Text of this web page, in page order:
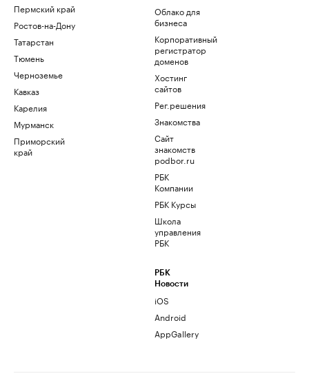
Пермский край
Ростов-на-Дону
Татарстан
Тюмень
Черноземье
Кавказ
Карелия
Мурманск
Приморский
край
Облако для
бизнеса
Корпоративный
регистратор
доменов
Хостинг
сайтов
Рег.решения
Знакомства
Сайт
знакомств
podbor.ru
РБК
Компании
РБК Курсы
Школа
управления
РБК
РБК
Новости
iOS
Android
AppGallery